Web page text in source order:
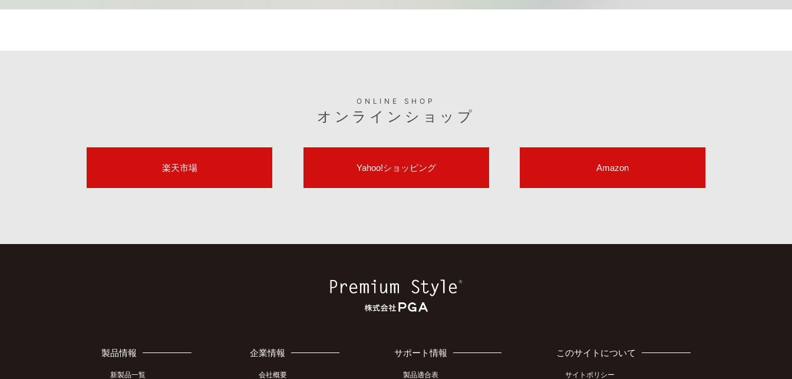
ONLINE SHOP
オンラインショップ
楽天市場 Yahoo!ショッピング Amazon
製品情報
新製品一覧
企業情報
会社概要
サポート情報
製品適合表
このサイトについて
サイトポリシー